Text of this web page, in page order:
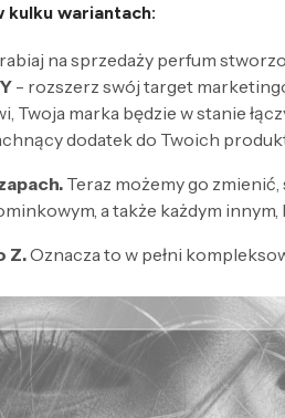
kulku wariantach:
na sprzedaży perfum
- rozszerz swój target
Twoja marka będzie w stanie
dodatek do Twoich
Teraz możemy go
a także każdym
Z.Oznacza to w pełni